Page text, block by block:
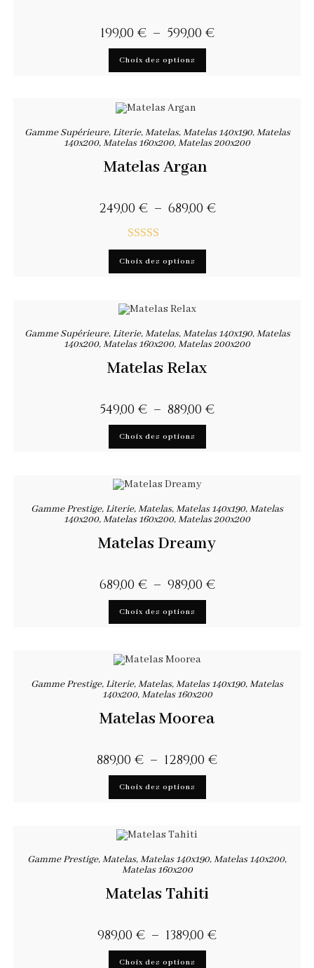
199,00 € – 599,00 €
Choix des options
Gamme Supérieure,Literie,Matelas,Matelas 140x190,Matelas
140x200,Matelas 160x200,Matelas 200x200
Matelas Argan
249,00 € – 689,00 €
Note5.00
sur 5
Choix des options
Gamme Supérieure,Literie,Matelas,Matelas 140x190,Matelas
140x200,Matelas 160x200,Matelas 200x200
Matelas Relax
549,00 € – 889,00 €
Choix des options
Gamme Prestige,Literie,Matelas,Matelas 140x190,Matelas
140x200,Matelas 160x200,Matelas 200x200
Matelas Dreamy
689,00 € – 989,00 €
Choix des options
Gamme Prestige,Literie,Matelas,Matelas 140x190,Matelas
140x200,Matelas 160x200
Matelas Moorea
889,00 € – 1289,00 €
Choix des options
Gamme Prestige,Matelas,Matelas 140x190,Matelas 140x200,
Matelas 160x200
Matelas Tahiti
989,00 € – 1389,00 €
Choix des options